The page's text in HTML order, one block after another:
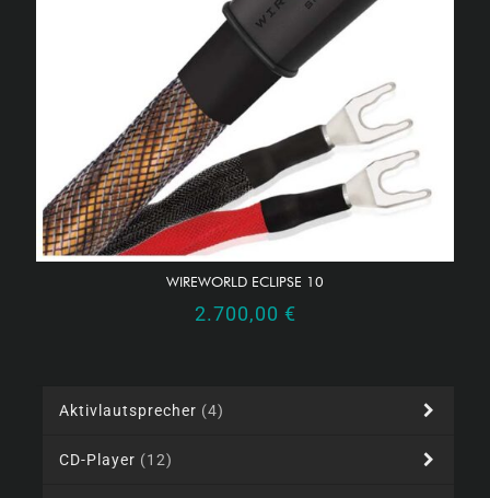
WIREWORLD ECLIPSE 10
2.700,00 €
Aktivlautsprecher (4)
CD-Player (12)